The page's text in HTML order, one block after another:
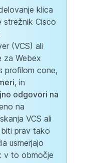
klica
strežnik Cisco
(VCS) ali
za Webex
profilom cone,
, in
odgovori na
na
VCS ali
prav tako
usmerjajo
v to območje